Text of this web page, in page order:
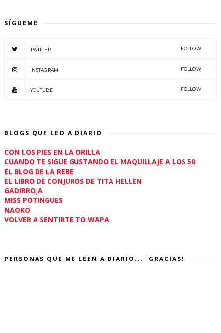
SÍGUEME
TWITTER FOLLOW
INSTAGRAM FOLLOW
YOUTUBE FOLLOW
BLOGS QUE LEO A DIARIO
CON LOS PIES EN LA ORILLA
CUANDO TE SIGUE GUSTANDO EL MAQUILLAJE A LOS 50
EL BLOG DE LA REBE
EL LIBRO DE CONJUROS DE TITA HELLEN
GADIRROJA
MISS POTINGUES
NAOKO
VOLVER A SENTIRTE TO WAPA
PERSONAS QUE ME LEEN A DIARIO... ¡GRACIAS!